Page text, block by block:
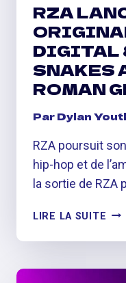
RZA
DIGITAL
SNAKES
ROMAN
ParDylan
RZA poursuit
hip-hop et de
la sortie de RZA
LIRE LA SUITE RZA
LA